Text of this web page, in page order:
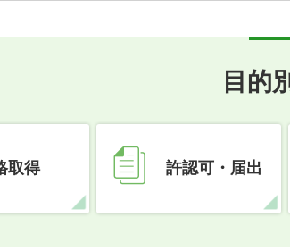
目的
取得 許認可・届出